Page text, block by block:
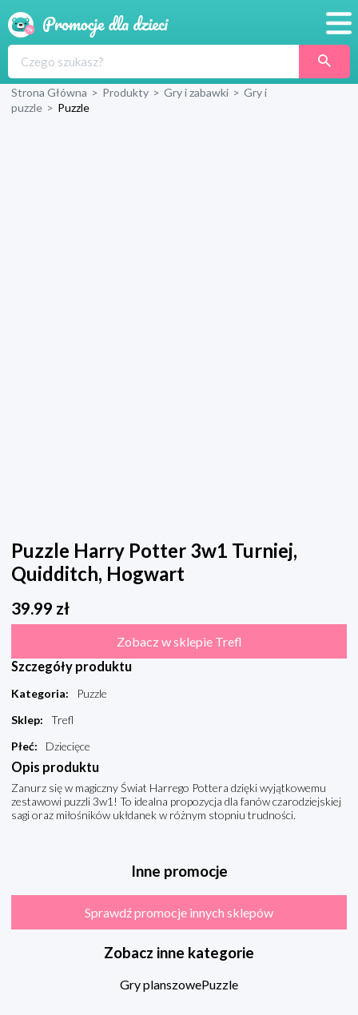
Produkty
Strona Główna > Produkty > Gry i zabawki > Gry i
puzzle > Puzzle
Puzzle Harry Potter 3w1 Turniej,
Quidditch, Hogwart
39.99 zł
Zobacz w sklepie Trefl
Szczegóły produktu
Kategoria:
Puzzle
Sklep:
Trefl
Płeć: Dziecięce
Opis produktu
Zanurz się w magiczny Świat Harrego Pottera dzięki wyjątkowemu
zestawowi puzzli 3w1! To idealna propozycja dla fanów czarodziejskiej
sagi oraz miłośników ukłdanek w różnym stopniu trudności.
Inne promocje
Sprawdź promocje innych sklepów
Zobacz inne kategorie
Gry planszowePuzzle